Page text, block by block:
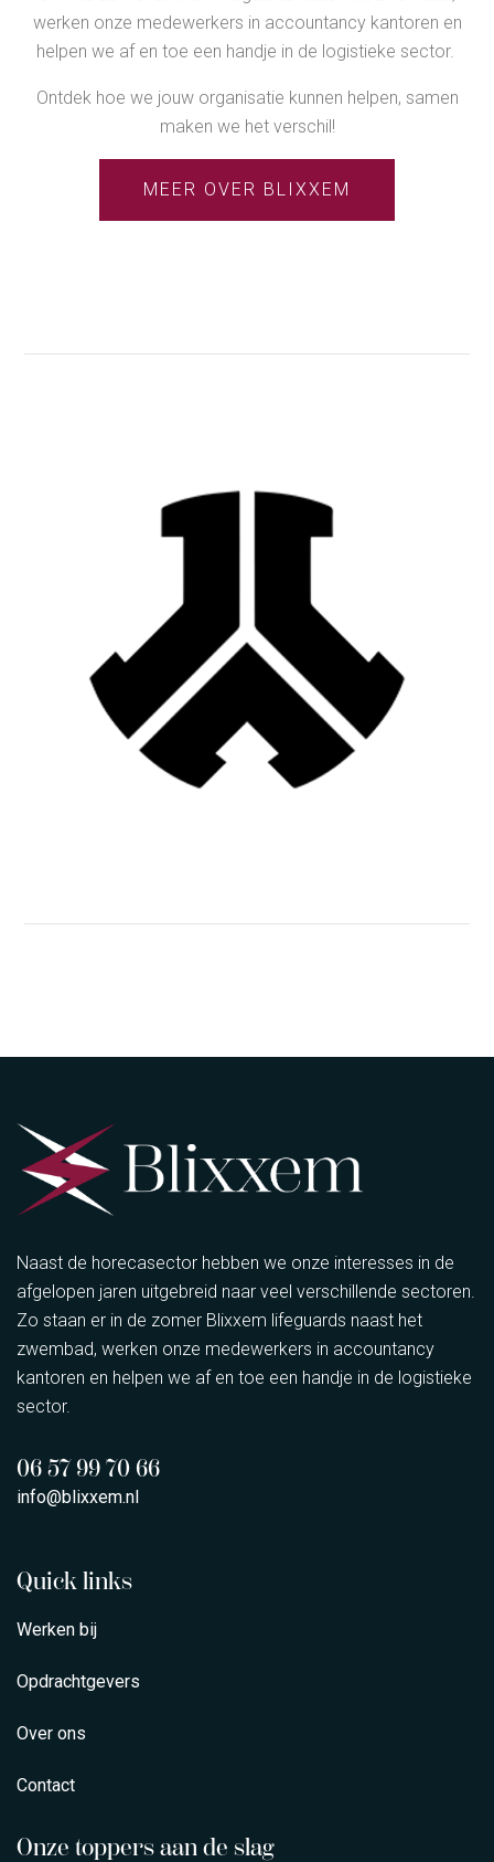
werken onze medewerkers in accountancy kantoren en
helpen we af en toe een handje in de logistieke sector.
Ontdek hoe we jouw organisatie kunnen helpen, samen
maken we het verschil!
MEER OVER BLIXXEM
Naast de horecasector hebben we onze interesses in de
afgelopen jaren uitgebreid naar veel verschillende sectoren.
Zo staan er in de zomer Blixxem lifeguards naast het
zwembad, werken onze medewerkers in accountancy
kantoren en helpen we af en toe een handje in de logistieke
sector.
06 57 99 70 66
info@blixxem.nl
Quick links
Werken bij
Opdrachtgevers
Over ons
Contact
Onze toppers aan de slag